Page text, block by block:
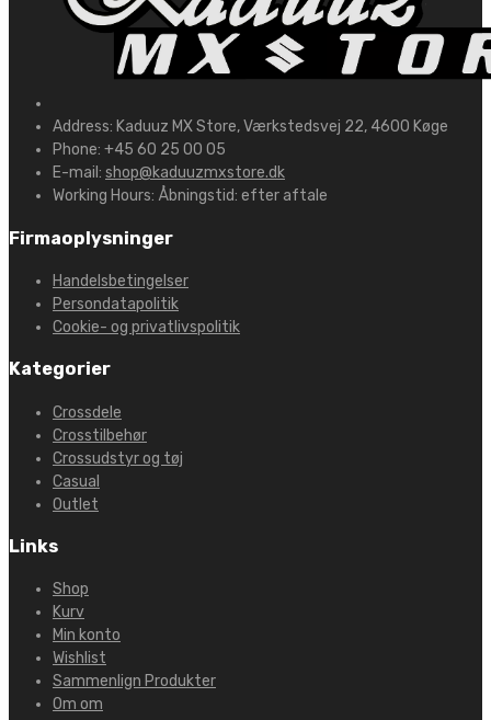
Address: Kaduuz MX Store, Værkstedsvej 22, 4600 Køge
Phone: +45 60 25 00 05
E-mail: shop@kaduuzmxstore.dk
Working Hours: Åbningstid: efter aftale
Firmaoplysninger
Handelsbetingelser
Persondatapolitik
Cookie- og privatlivspolitik
Kategorier
Crossdele
Crosstilbehør
Crossudstyr og tøj
Casual
Outlet
Links
Shop
Kurv
Min konto
Wishlist
Sammenlign Produkter
Om om